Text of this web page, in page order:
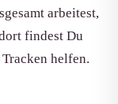
arbeitest,
findest Du
helfen.